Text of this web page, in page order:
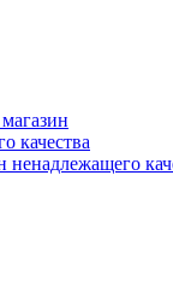
качества
ненадлежащего